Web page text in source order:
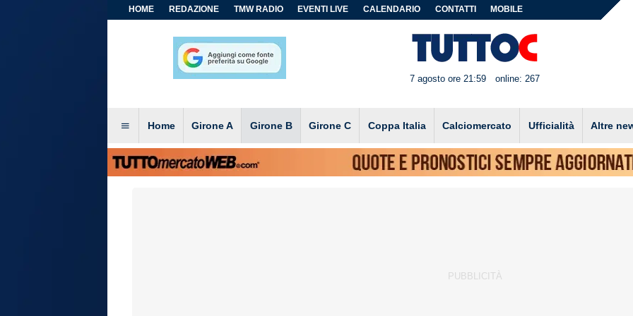
HOME REDAZIONE TMW RADIO EVENTI LIVE CALENDARIO CONTATTI MOBILE
7 agosto ore 21:59 online: 267
Home Girone A Girone B Girone C Coppa Italia Calciomercato Ufficialità Altre